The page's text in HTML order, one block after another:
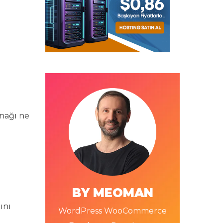
ne
BY MEOMAN
WordPress WooCommerce